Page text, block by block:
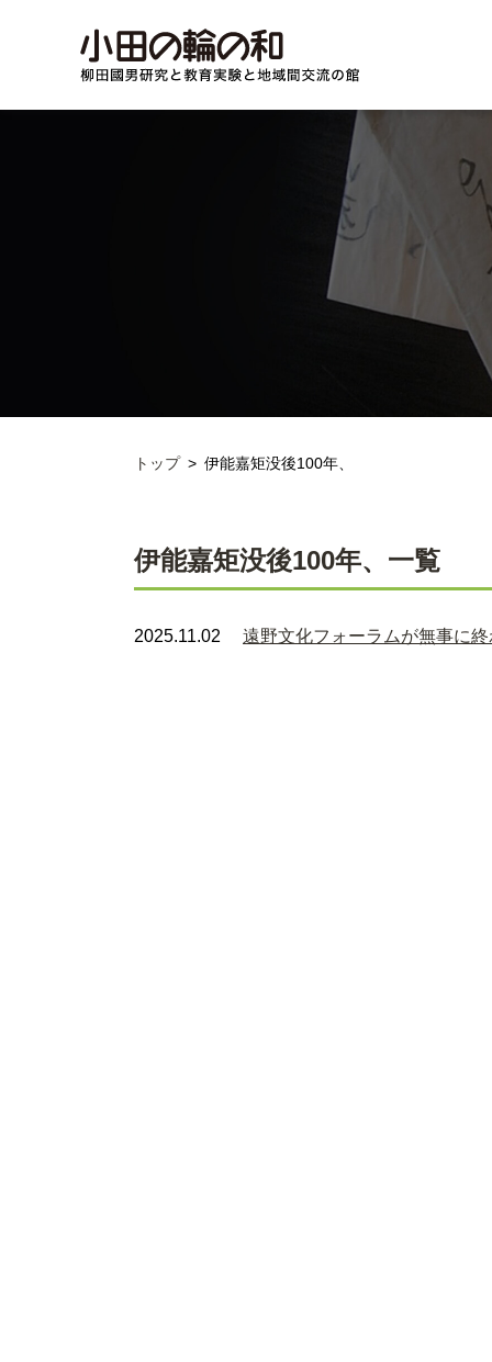
トップ 伊能嘉矩没後100年、
伊能嘉矩没後100年、一覧
2025.11.02 遠野文化フォーラムが無事に終